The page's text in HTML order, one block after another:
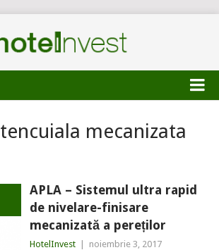
tencuiala mecanizata
APLA – Sistemul ultra rapid
de nivelare-finisare
mecanizată a pereților
HotelInvest noiembrie 3, 2017